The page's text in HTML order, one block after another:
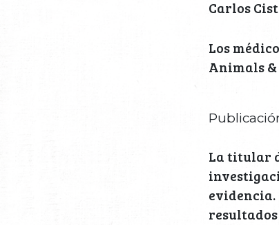
Carlos
Los
Animals &
La titular
evidencia.
resultados